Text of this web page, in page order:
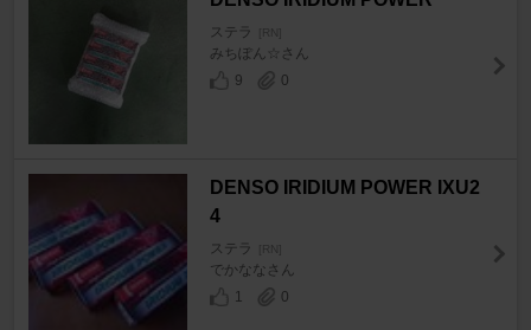
ステラ [RN]
みちぽん☆さん
9
0
DENSO IRIDIUM POWER IXU2
4
ステラ [RN]
でかななさん
1
0